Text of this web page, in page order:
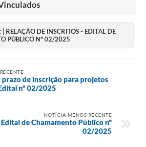
RELAÇÃO DE INSCRITOS - EDITAL DE
PÚBLICO Nº 02/2025
de inscrição para projetos
nº 02/2025
NOTÍCIA MENOS RECENTE
de Chamamento Público nº
02/2025